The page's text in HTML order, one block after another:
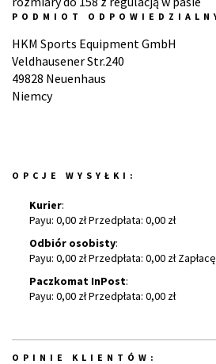
PODMIOT
HKM Sports Equipment GmbH
Veldhausener Str.240
49828 Neuenhaus
Niemcy
OPCJE WYSYŁKI:
Kurier:
Payu: 0,00 zł Przedpłata: 0,00 zł
Odbiór osobisty:
Payu: 0,00 zł Przedpłata: 0,00 zł
Paczkomat InPost:
Payu: 0,00 zł Przedpłata: 0,00 zł
OPINIE KLIENTÓW: